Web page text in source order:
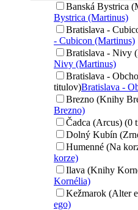
Banská Bystrica
Bystrica (Martinus)
Bratislava -
- Cubicon (Martinus)
Bratislava - Nivy
Nivy (Martinus)
Bratislava -
titulov)Bratislava -
Brezno (Knihy
Brezno)
Čadca (Arcus) (0
Dolný Kubín
Humenné (Na
korze)
Ilava (Knihy
Kornélia)
Kežmarok (Alter
ego)